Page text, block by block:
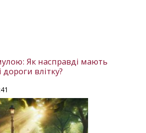
Як насправді мають
влітку?